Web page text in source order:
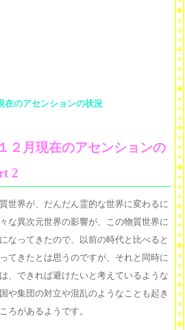
在のアセンションの状況
２月現在のアセンションの
2
世界が、だんだん霊的な世界に変わるに
な異次元世界の影響が、この物質世界に
なってきたので、以前の時代と比べると
てきたとは思うのですが、それと同時に
、できれば避けたいと考えているような
や集団の対立や混乱のようなことも起き
ろがあるようです。